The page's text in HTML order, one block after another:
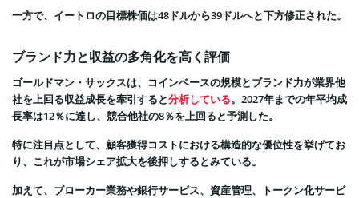
一方で、イートロの目標株価は48ドルから39ドルへと下方修正された。
ブランド力と収益の多角化を高く評価
ゴールドマン・サックスは、コインベースの規模とブランド力が業界他
社を上回る収益成長を牽引すると分析している。2027年までの年平均成
長率は12％に達し、競合他社の8％を上回ると予測した。
特に注目点として、顧客獲得コストにおける構造的な優位性を挙げてお
り、これが市場シェア拡大を後押しするとみている。
加えて、ブローカー業務や銀行サービス、資産管理、トークン化サービ